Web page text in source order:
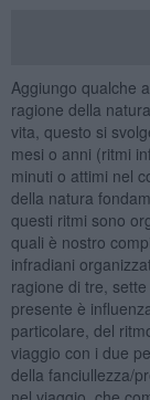
Aggiungo qualche
ragione della
vita, questo si
mesi o anni (ritmi
minuti o attimi nel
della natura
questi ritmi sono
quali è nostro
infradiani
ragione di tre,
presente è
particolare, del
viaggio con i due
della fanciullezza/